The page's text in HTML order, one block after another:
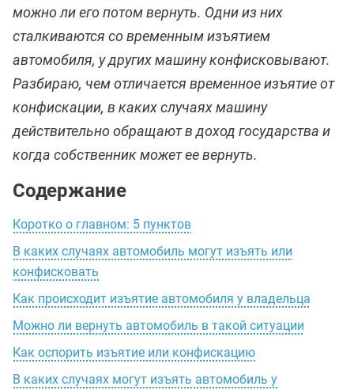
можно ли его потом вернуть. Одни из них
сталкиваются со временным изъятием
автомобиля, у других машину конфисковывают.
Разбираю, чем отличается временное изъятие от
конфискации, в каких случаях машину
действительно обращают в доход государства и
когда собственник может ее вернуть.
Содержание
Коротко о главном: 5 пунктов
В каких случаях автомобиль могут изъять или
конфисковать
Как происходит изъятие автомобиля у владельца
Можно ли вернуть автомобиль в такой ситуации
Как оспорить изъятие или конфискацию
В каких случаях могут изъять автомобиль у